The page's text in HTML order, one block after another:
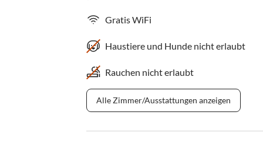
Gratis WiFi
Haustiere und Hunde nicht erlaubt
Rauchen nicht erlaubt
Alle Zimmer/Ausstattungen anzeigen